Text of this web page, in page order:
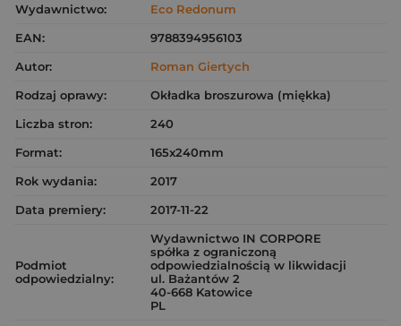
Wydawnictwo:
Eco Redonum
EAN:
9788394956103
Autor:
Roman Giertych
Rodzaj oprawy:
Okładka broszurowa (miękka)
Liczba stron:
240
Format:
165x240mm
Rok wydania:
2017
Data premiery:
2017-11-22
Podmiot
odpowiedzialny:
Wydawnictwo IN CORPORE
spółka z ograniczoną
odpowiedzialnością w likwidacji
ul. Bażantów 2
40-668 Katowice
PL